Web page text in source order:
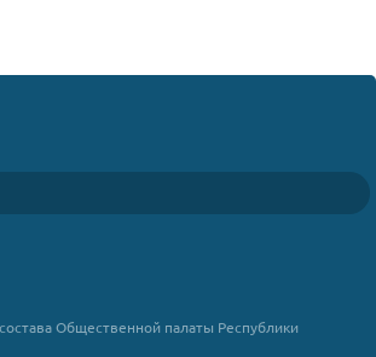
Общественной палаты Республики